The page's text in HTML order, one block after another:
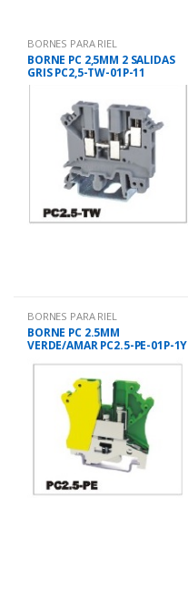
BORNES PARA RIEL
BORNE PC 2,5MM 2 SALIDAS
GRIS PC2,5-TW-01P-11
BORNES PARA RIEL
BORNE PC 2.5MM
VERDE/AMAR PC2.5-PE-01P-1Y